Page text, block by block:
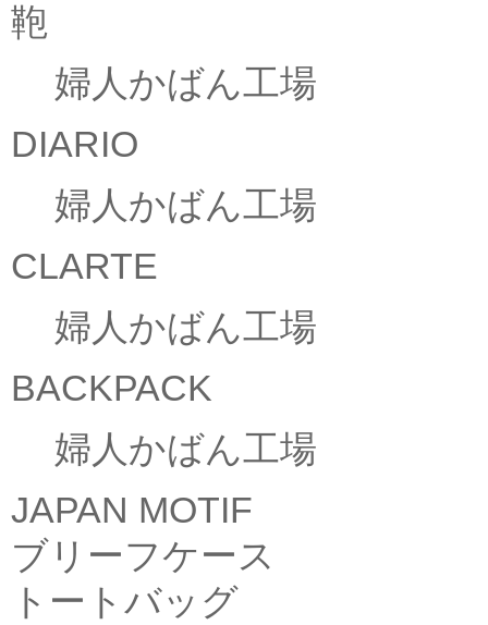
鞄
婦人かばん工場
DIARIO
婦人かばん工場
CLARTE
婦人かばん工場
BACKPACK
婦人かばん工場
JAPAN MOTIF
ブリーフケース
トートバッグ